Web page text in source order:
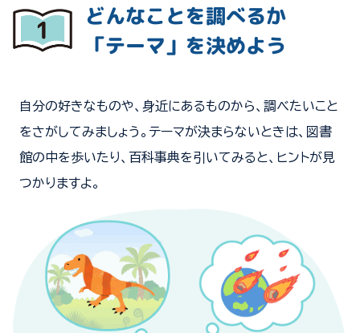
どんなことを調べるか
「テーマ」を決めよう
自分の好きなものや、身近にあるものから、調べたいこと
をさがしてみましょう。テーマが決まらないときは、図書
館の中を歩いたり、百科事典を引いてみると、ヒントが見
つかりますよ。